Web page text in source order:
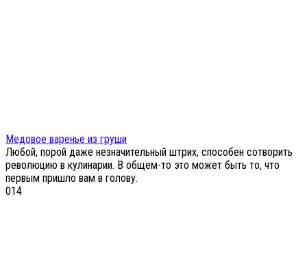
Медовое варенье из груши
Любой, порой даже незначительный штрих, способен сотворить
революцию в кулинарии. В общем-то это может быть то, что
первым пришло вам в голову.
014